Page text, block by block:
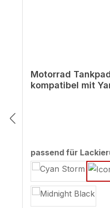
Motorrad
kompatibel mit
passend für